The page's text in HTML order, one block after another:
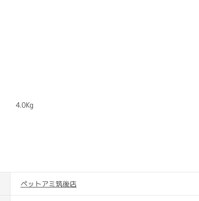
4.0Kg
ペットアミ筑後店